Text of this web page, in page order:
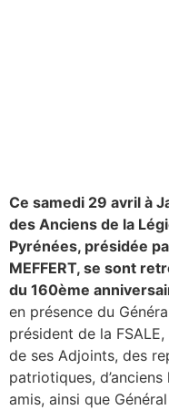
Ce samedi 29 avril à
des Anciens de la
Pyrénées, présidée
MEFFERT, se sont
du 160ème
en présence du
président de la
de ses Adjoints, des
patriotiques,
amis, ainsi que